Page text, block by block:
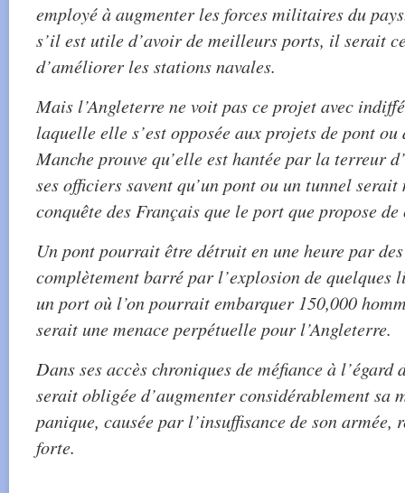
employé à augmenter les forces militaires du
s’il est utile d’avoir de meilleurs ports, il serait
d’améliorer les stations navales.
Mais l’Angleterre ne voit pas ce projet avec
laquelle elle s’est opposée aux projets de pont
Manche prouve qu’elle est hantée par la terreur
ses officiers savent qu’un pont ou un tunnel
conquête des Français que le port que propose
Un pont pourrait être détruit en une heure par
complètement barré par l’explosion de quelques
un port où l’on pourrait embarquer 150,000
serait une menace perpétuelle pour l’Angleterre.
Dans ses accès chroniques de méfiance à l’égard
serait obligée d’augmenter considérablement sa
panique, causée par l’insuffisance de son
forte.